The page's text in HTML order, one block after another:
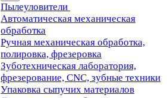
Пылеуловители
Автоматическая механическая
обработка
Ручная механическая обработка,
полировка, фрезеровка
Зуботехническая лаборатория,
фрезерование, CNC, зубные техники
Упаковка сыпучих материалов